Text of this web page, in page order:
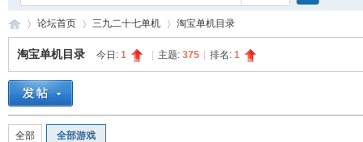
»
论坛首页 三九二十七单机 淘宝单机目录
淘宝单机目录 今日: 1 主题: 375 排名: 1
全部 全部游戏